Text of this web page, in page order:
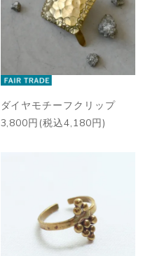
ダイヤモチーフクリップ
3,800円(税込4,180円)